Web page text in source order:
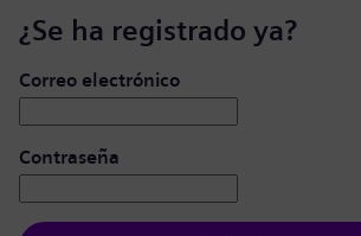
¿Se ha registrado ya?
Iniciar de sesión: usuario y contraseña
Correo electrónico
Contraseña